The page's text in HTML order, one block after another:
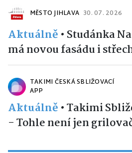
MĚSTO JIHLAVA 30. 07. 2026
Aktuálně • Studánka
má novou fasádu i
TAKIMI ČESKÁ SBLIŽOVACÍ
APP
Aktuálně •Takimi
- Tohle není jen